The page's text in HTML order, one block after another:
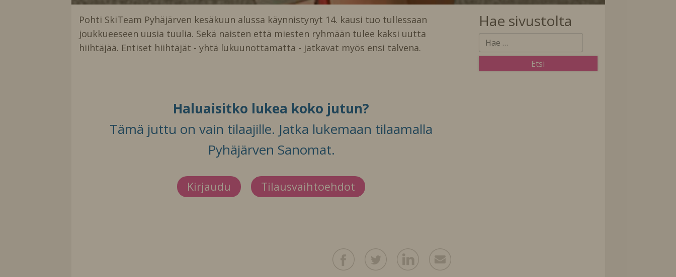
Pohti SkiTeam Pyhäjärven kesäkuun alussa käynnistynyt 14. kausi tuo tullessaan
joukkueeseen uusia tuulia. Sekä naisten että miesten ryhmään tulee kaksi uutta
hiihtäjää. Entiset hiihtäjät - yhtä lukuunottamatta - jatkavat myös ensi talvena.
Haluaisitko lukea koko jutun?
Tämä juttu on vain tilaajille. Jatka lukemaan tilaamalla
Pyhäjärven Sanomat.
Kirjaudu Tilausvaihtoehdot
Hae sivustolta